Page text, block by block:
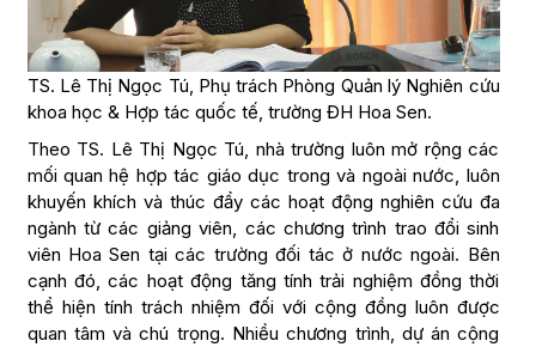
TS. Lê Thị Ngọc Tú, Phụ trách Phòng Quản lý Nghiên cứu
khoa học & Hợp tác quốc tế, trường ĐH Hoa Sen.
Theo TS. Lê Thị Ngọc Tú, nhà trường luôn mở rộng các
mối quan hệ hợp tác giáo dục trong và ngoài nước, luôn
khuyến khích và thúc đẩy các hoạt động nghiên cứu đa
ngành từ các giảng viên, các chương trình trao đổi sinh
viên Hoa Sen tại các trường đối tác ở nước ngoài. Bên
cạnh đó, các hoạt động tăng tính trải nghiệm đồng thời
thể hiện tính trách nhiệm đối với cộng đồng luôn được
quan tâm và chú trọng. Nhiều chương trình, dự án cộng